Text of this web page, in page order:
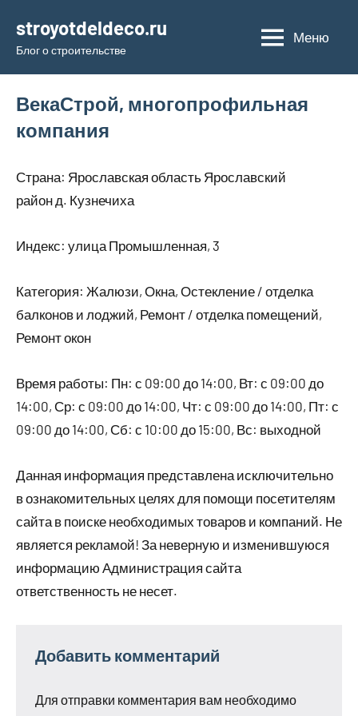
содержимому
stroyotdeldeco.ru
Блог о строительстве
Меню
ВекаСтрой, многопрофильная
компания
Страна: Ярославская область Ярославский
район д. Кузнечиха
Индекс: улица Промышленная, 3
Категория: Жалюзи, Окна, Остекление / отделка
балконов и лоджий, Ремонт / отделка помещений,
Ремонт окон
Время работы: Пн: с 09:00 до 14:00, Вт: с 09:00 до
14:00, Ср: с 09:00 до 14:00, Чт: с 09:00 до 14:00, Пт: с
09:00 до 14:00, Сб: с 10:00 до 15:00, Вс: выходной
Данная информация представлена исключительно
в ознакомительных целях для помощи посетителям
сайта в поиске необходимых товаров и компаний. Не
является рекламой! За неверную и изменившуюся
информацию Администрация сайта
ответственность не несет.
Добавить комментарий
Для отправки комментария вам необходимо